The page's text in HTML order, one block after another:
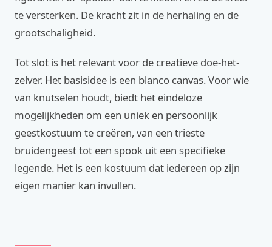
te versterken. De kracht zit in de herhaling en de
grootschaligheid.
Tot slot is het relevant voor de creatieve doe-het-
zelver. Het basisidee is een blanco canvas. Voor wie
van knutselen houdt, biedt het eindeloze
mogelijkheden om een uniek en persoonlijk
geestkostuum te creëren, van een trieste
bruidengeest tot een spook uit een specifieke
legende. Het is een kostuum dat iedereen op zijn
eigen manier kan invullen.